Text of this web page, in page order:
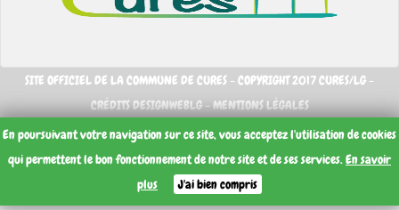
SITE OFFICIEL DE LA COMMUNE DE CURES - COPYRIGHT 2017 CURES/LG -
CRÉDITS DESIGNWEBLG -MENTIONS LÉGALES
En poursuivant votre navigation sur ce site, vous acceptez l'utilisation de cookies
qui permettent le bon fonctionnement de notre site et de ses services.En savoir
plus
J'ai bien compris